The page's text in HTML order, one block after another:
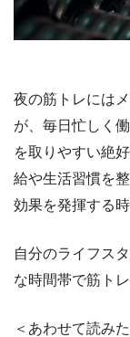
夜の筋トレには
が、毎日忙しく
を取りやすい絶
給や生活習慣を
効果を発揮する
自分のライフス
な時間帯で筋ト
＜あわせて読み